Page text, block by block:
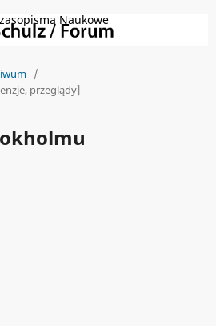
Naukowe
/
przeglądy]